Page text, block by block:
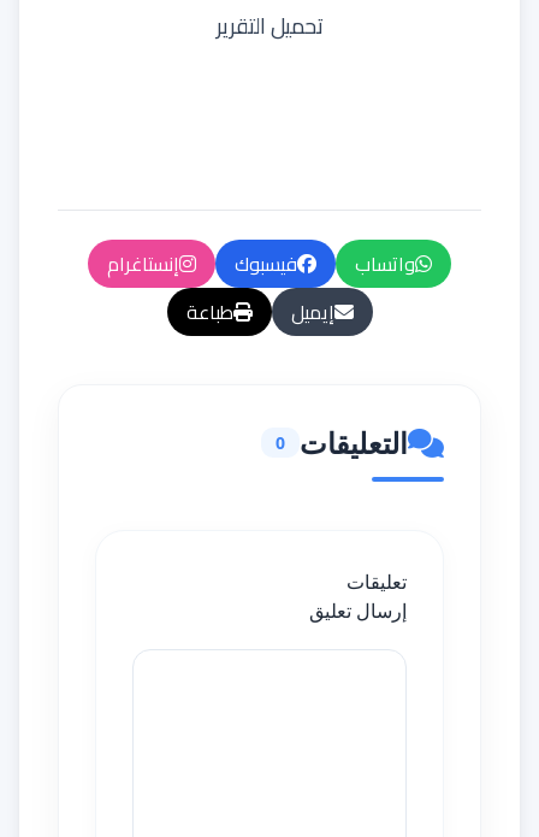
تحميل التقرير
واتساب فيسبوك
إنستاغرام
إيميل
طباعة
التعليقات 0
تعليقات
إرسال تعليق